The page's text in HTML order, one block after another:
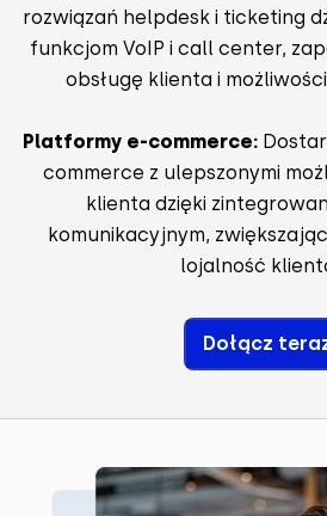
rozwiązań helpdesk i ticketing
funkcjom VoIP i call center,
obsługę klienta i
Platformy e-commerce:
commerce z ulepszonymi
klienta dzięki
komunikacyjnym,
lojalność
Dołącz